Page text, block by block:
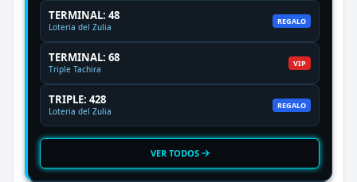
TERMINAL: 48
Loteria del Zulia
REGALO
TERMINAL: 68
Triple Tachira
VIP
TRIPLE: 428
Loteria del Zulia
REGALO
VER TODOS